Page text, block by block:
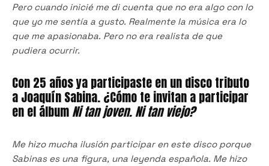
Pero cuando inicié me di cuenta que no era algo con lo
que yo me sentía a gusto. Realmente la música era lo
que me apasionaba. Pero no era realista de que
pudiera ocurrir.
Con 25 años ya participaste en un disco tributo
a Joaquín Sabina. ¿Cómo te invitan a participar
en el álbumNi tan joven. Ni tan viejo?
Me hizo mucha ilusión participar en este disco porque
Sabinas es una figura, una leyenda española. Me hizo